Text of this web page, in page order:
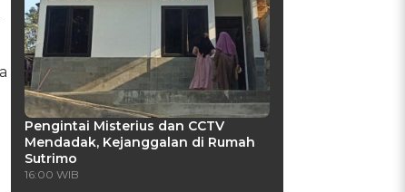
Pengintai Misterius dan CCTV
Mendadak, Kejanggalan di Rumah
Sutrimo
16:00 WIB